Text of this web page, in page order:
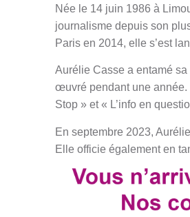
Née le 14 juin 1986 à
journalisme depuis son
Paris en 2014, elle s’est
Aurélie Casse a entamé
œuvré pendant une année.
Stop » et « L’info en
En septembre 2023,
Elle officie également en